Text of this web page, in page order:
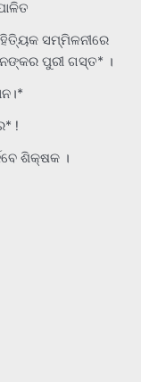
ସମ୍ମିଳନୀରେ
ପୁରୀ ଗସ୍ତ* ।
!
ଶିକ୍ଷକ ।